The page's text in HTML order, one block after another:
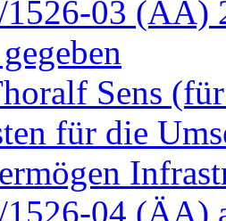
03 (ÄA)
Sens
für die
04 (ÄA)